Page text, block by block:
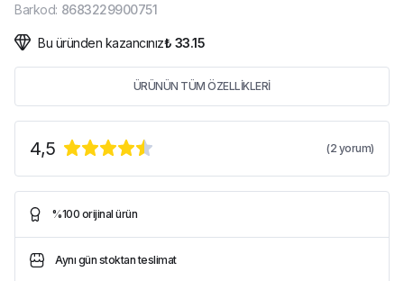
Barkod: 8683229900751
Bu üründen kazancınız₺ 33.15
ÜRÜNÜN TÜM ÖZELLİKLERİ
4,5 (2 yorum)
%100 orijinal ürün
Aynı gün stoktan teslimat